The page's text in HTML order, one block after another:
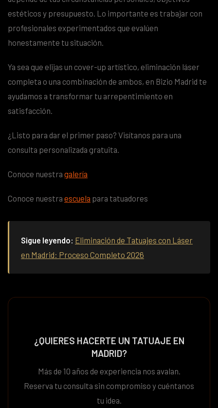
estéticos y presupuesto. Lo importante es trabajar con
profesionales experimentados que evalúen
honestamente tu situación.
Ya sea que elijas un cover-up artístico, eliminación láser
completa o una combinación de ambos, en Bizio Madrid te
ayudamos a transformar tu arrepentimiento en
satisfacción.
¿Listo para dar el primer paso? Visítanos para una
consulta personalizada gratuita.
Conoce nuestra galería
Conoce nuestra escuela para tatuadores
Sigue leyendo: Eliminación de Tatuajes con Láser
en Madrid: Proceso Completo 2026
¿QUIERES HACERTE UN TATUAJE EN
MADRID?
Más de 10 años de experiencia nos avalan.
Reserva tu consulta sin compromiso y cuéntanos
tu idea.